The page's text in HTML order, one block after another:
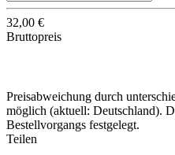
32,00 €
Bruttopreis
Preisabweichung durch
möglich (aktuell: Deutschland).
Bestellvorgangs festgelegt.
Teilen